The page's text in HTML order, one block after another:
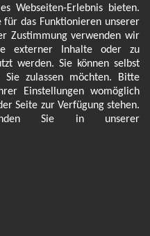
Webseiten-Erlebnis bieten.
für das Funktionieren unserer
Zustimmung verwenden wir
externer Inhalte oder zu
werden. Sie können selbst
Sie zulassen möchten. Bitte
Einstellungen womöglich
Seite zur Verfügung stehen.
Sie in unserer